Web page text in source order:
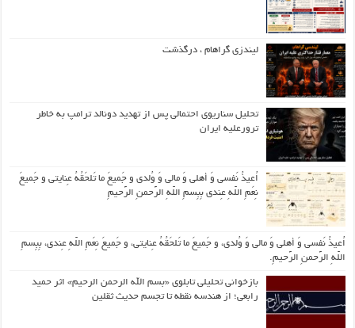
لیندزی گراهام ، درگذشت
تحلیل سناریوی احتمالی پس از تهدید دونالد ترامپ به خاطر
ترورعلیه ایران
اُعیذُ نَفسی وَ أهلی وَ مالی وَ وُلدی و جَمیعَ ما تَلحَقُهُ عِنایتی و جَمیعَ
نِعَمِ اللّهِ عِندی بِبِسمِ اللّهِ الرَّحمنِ الرَّحیمِ
اُعیذُ نَفسی وَ أهلی وَ مالی وَ وُلدی، و جَمیعَ ما تَلحَقُهُ عِنایتی، و جَمیعَ نِعَمِ اللّهِ عِندی، بِبِسمِ
اللّهِ الرَّحمنِ الرَّحیمِ.
بازخوانی تحلیلی تابلوی «بسم الله الرحمن الرحیم» اثر حمید
رابعی؛ از هندسه نقطه تا تجسم حدیث ثقلین